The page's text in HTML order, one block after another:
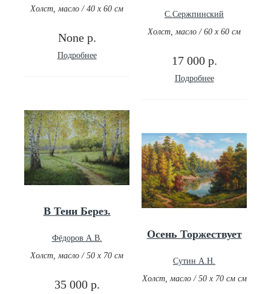
Холст, масло / 40 х 60 см
None р.
Подробнее
С.Сержпинский
Холст, масло / 60 х 60 см
17 000 р.
Подробнее
В Тени Берез.
Фёдоров А.В.
Холст, масло / 50 х 70 см
35 000 р.
Осень Торжествует
Сутин А.Н.
Холст, масло / 50 х 70 см см